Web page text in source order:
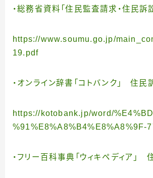
・総務省資料「住民監査請求・住民訴
https://www.soumu.go.jp/
19.pdf
・オンライン辞書「コトバンク」 住民
https://kotobank.jp/word/
%91%E8%A8%B4%E8%A8%9F-
・フリー百科事典「ウィキペディア」